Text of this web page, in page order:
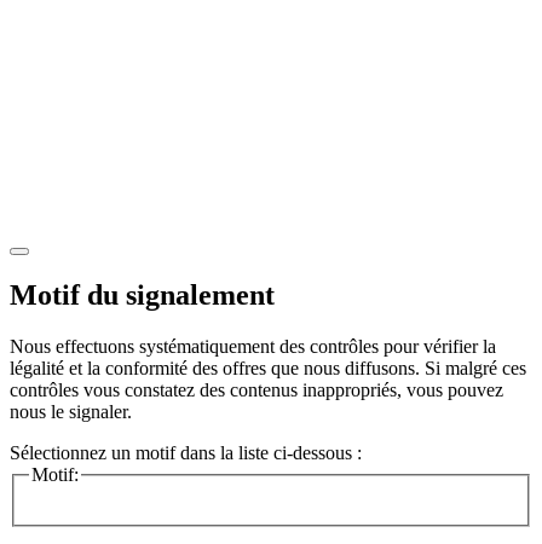
Motif du signalement
Nous effectuons systématiquement des contrôles pour vérifier la
légalité et la conformité des offres que nous diffusons. Si malgré ces
contrôles vous constatez des contenus inappropriés, vous pouvez
nous le signaler.
Sélectionnez un motif dans la liste ci-dessous :
Motif: